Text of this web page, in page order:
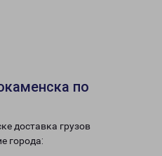
по
доставка грузов
города: